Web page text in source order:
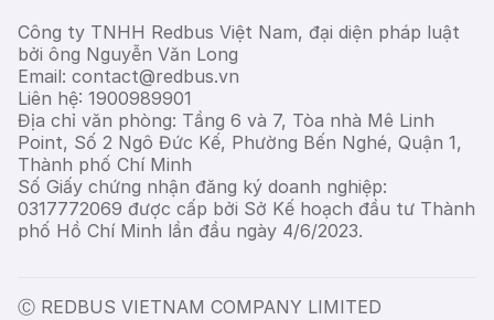
Công ty TNHH Redbus Việt Nam, đại diện pháp luật
bởi ông Nguyễn Văn Long
Email: contact@redbus.vn
Liên hệ: 1900989901
Địa chỉ văn phòng: Tầng 6 và 7, Tòa nhà Mê Linh
Point, Số 2 Ngô Đức Kế, Phường Bến Nghé, Quận 1,
Thành phố Chí Minh
Số Giấy chứng nhận đăng ký doanh nghiệp:
0317772069 được cấp bởi Sở Kế hoạch đầu tư Thành
phố Hồ Chí Minh lần đầu ngày 4/6/2023.
Ⓒ REDBUS VIETNAM COMPANY LIMITED